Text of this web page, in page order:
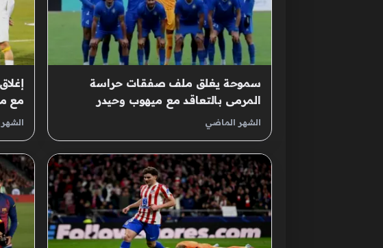
سموحة يغلق ملف صفقات حراسة
المرمى بالتعاقد مع ميهوب وحيدر
الشهر الماضي
مع